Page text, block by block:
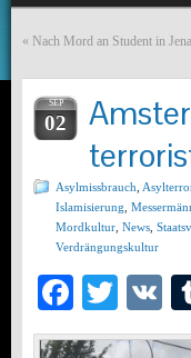
« Nach Mord an Student in
SEP
02
Asylmissbrauch
Islamisierung
Mordkultur News
Verdrängungskultur